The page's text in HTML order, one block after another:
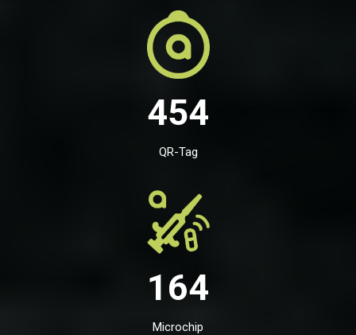
454
QR-Tag
164
Microchip